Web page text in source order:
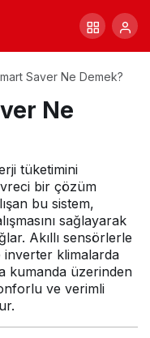
Saver Ne Demek?
Ne
tüketimini
bir çözüm
bu sistem,
sağlayarak
Akıllı sensörlerle
inverter klimalarda
kumanda üzerinden
ve verimli